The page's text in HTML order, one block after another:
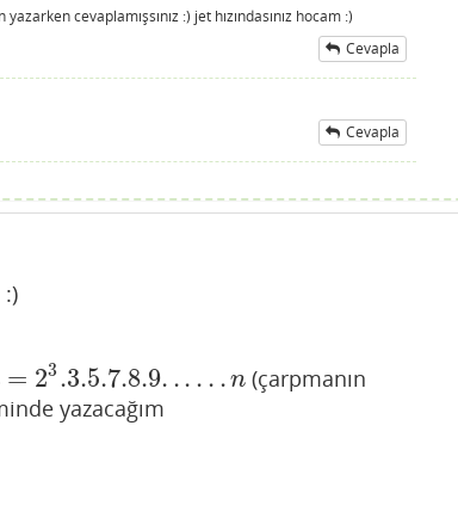
cevaplamışsınız :) jet hızındasınız hocam :)
Cevapla
Cevapla
= 23 .3.5.7.8.9. .. . . . n
.9 ......n
(çarpmanın
yazacağım